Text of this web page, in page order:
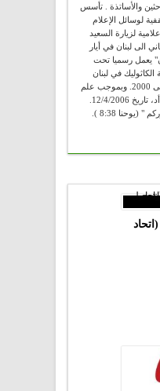
والأساتذة . تأسس
لوسائل الإعلام
لزيارة السعيد
الى لبنان في أيار
يعمل رسميا تحت
في لبنان
بموجب وثيقة تحمل الرقم 606 على 2000. وبموجب علم
8:38 ).